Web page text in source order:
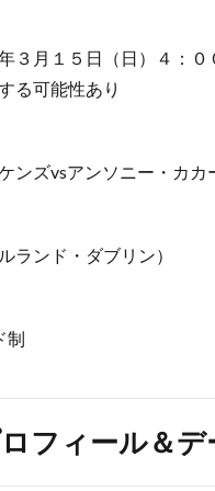
３月１５日（日）４：０
る可能性あり
ンズvsアンソニー・カカ
ランド・ダブリン）
制
フィール＆デ